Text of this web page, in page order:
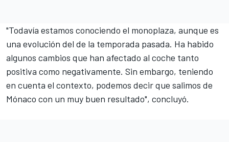
"Todavía estamos conociendo el monoplaza, aunque es
una evolución del de la temporada pasada. Ha habido
algunos cambios que han afectado al coche tanto
positiva como negativamente. Sin embargo, teniendo
en cuenta el contexto, podemos decir que salimos de
Mónaco con un muy buen resultado", concluyó.